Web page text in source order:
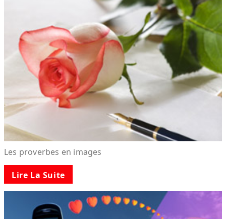
Les proverbes en images
Lire La Suite